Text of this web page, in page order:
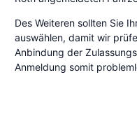
Des Weiteren sollten Sie
auswählen, damit wir
Anbindung der
Anmeldung somit